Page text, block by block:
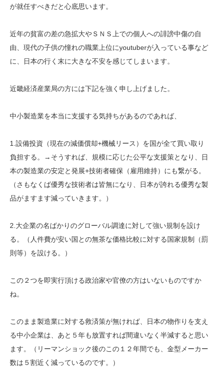
が就任すべきだと心底思います。
近年の貧富の差の急拡大やＳＮＳ上での個人への誹謗中傷の自
由、現代の子供の憧れの職業上位にyoutuberが入っている事など
に、日本の行く末に大きな不安を感じてしまいます。
近畿経済産業局の方には下記を強く申し上げました。
中小製造業を本当に支援する気持ちがあるのであれば、
1.設備投資（現在の減価償却+機械リース）を国が全て買い取り
負担する。→そうすれば、規模に応じた公平な支援策となり、日
本の製造業の安定と発展+技術者確保（雇用維持）にも繋がる。
（さもなくば優秀な技術者は皆無になり、日本が誇れる優秀な製
品がますます減っていきます。）
2.大企業の名ばかりのグローバル調達に対して強い規制を設け
る。（人件費が安い国との無茶な価格比較に対する国家規制（罰
則等）を設ける。）
この２つを即実行頂ける政治家や官僚の方はいないものですか
ね。
このまま製造業に対する救済策が無ければ、日本の物作りを支え
る中小企業は、あと５年も放置すれば間違いなく半減すると思い
ます。（リーマンショック後のこの１２年間でも、金型メーカー
数は５割近く減っているのです。）